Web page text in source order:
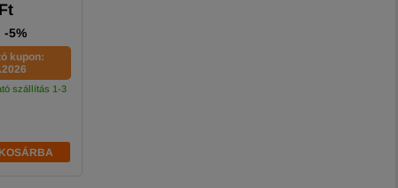
-5%
kupon:
szállítás 1-3
KOSÁRBA